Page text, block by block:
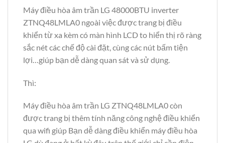
Máy điều hòa âm trần LG 48000BTU inverter
ZTNQ48LMLA0 ngoài việc được trang bị điều
khiển từ xa kèm có màn hình LCD to hiển thị rõ ràng
sắc nét các chế độ cài đặt, cùng các nút bấm tiện
lợi…giúp bạn dễ dàng quan sát và sử dụng.
Thì:
Máy điều hòa âm trần LG ZTNQ48LMLA0 còn
được trang bị thêm tính năng công nghệ điều khiển
qua wifi giúp Bạn dễ dàng điều khiển máy điều hòa